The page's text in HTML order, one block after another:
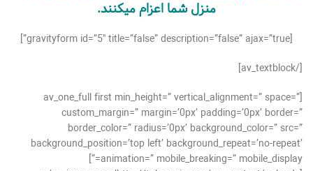
منزل شما اعزام میکنند.
[gravityform id=”5″ title=”false” description=”false” ajax=”true”]
[/av_textblock]
[av_one_full first min_height=” vertical_alignment=” space=”
custom_margin=” margin=’0px’ padding=’0px’ border=”
border_color=” radius=’0px’ background_color=” src=”
background_position=’top left’ background_repeat=’no-repeat’
animation=” mobile_breaking=” mobile_display=”]